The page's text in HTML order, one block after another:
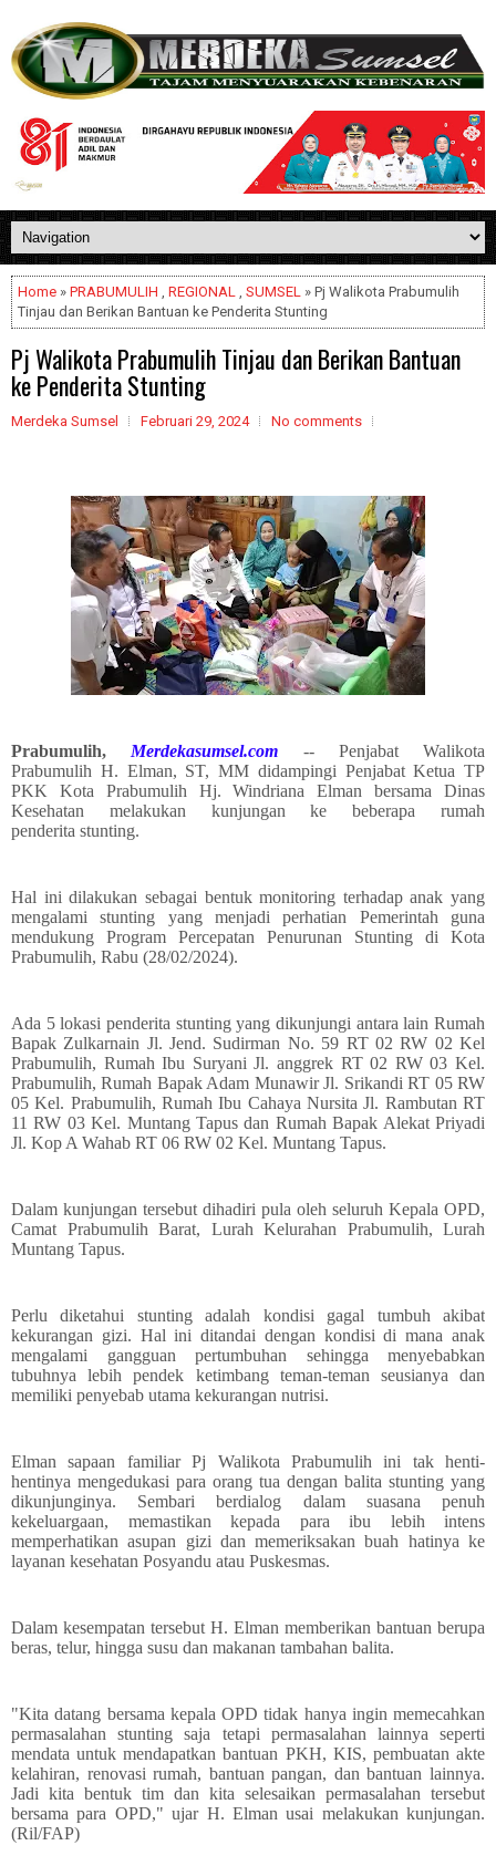
Home » PRABUMULIH , REGIONAL , SUMSEL » Pj Walikota Prabumulih
Tinjau dan Berikan Bantuan ke Penderita Stunting
Pj Walikota Prabumulih Tinjau dan Berikan Bantuan
ke Penderita Stunting
Merdeka Sumsel Februari 29, 2024 No comments
Prabumulih, Merdekasumsel.com -- Penjabat Walikota
Prabumulih H. Elman, ST, MM didampingi Penjabat Ketua TP
PKK Kota Prabumulih Hj. Windriana Elman bersama Dinas
Kesehatan melakukan kunjungan ke beberapa rumah
penderita stunting.
Hal ini dilakukan sebagai bentuk monitoring terhadap anak yang
mengalami stunting yang menjadi perhatian Pemerintah guna
mendukung Program Percepatan Penurunan Stunting di Kota
Prabumulih, Rabu (28/02/2024).
Ada 5 lokasi penderita stunting yang dikunjungi antara lain Rumah
Bapak Zulkarnain Jl. Jend. Sudirman No. 59 RT 02 RW 02 Kel
Prabumulih, Rumah Ibu Suryani Jl. anggrek RT 02 RW 03 Kel.
Prabumulih, Rumah Bapak Adam Munawir Jl. Srikandi RT 05 RW
05 Kel. Prabumulih, Rumah Ibu Cahaya Nursita Jl. Rambutan RT
11 RW 03 Kel. Muntang Tapus dan Rumah Bapak Alekat Priyadi
Jl. Kop A Wahab RT 06 RW 02 Kel. Muntang Tapus.
Dalam kunjungan tersebut dihadiri pula oleh seluruh Kepala OPD,
Camat Prabumulih Barat, Lurah Kelurahan Prabumulih, Lurah
Muntang Tapus.
Perlu diketahui stunting adalah kondisi gagal tumbuh akibat
kekurangan gizi. Hal ini ditandai dengan kondisi di mana anak
mengalami gangguan pertumbuhan sehingga menyebabkan
tubuhnya lebih pendek ketimbang teman-teman seusianya dan
memiliki penyebab utama kekurangan nutrisi.
Elman sapaan familiar Pj Walikota Prabumulih ini tak henti-
hentinya mengedukasi para orang tua dengan balita stunting yang
dikunjunginya. Sembari berdialog dalam suasana penuh
kekeluargaan, memastikan kepada para ibu lebih intens
memperhatikan asupan gizi dan memeriksakan buah hatinya ke
layanan kesehatan Posyandu atau Puskesmas.
Dalam kesempatan tersebut H. Elman memberikan bantuan berupa
beras, telur, hingga susu dan makanan tambahan balita.
"Kita datang bersama kepala OPD tidak hanya ingin memecahkan
permasalahan stunting saja tetapi permasalahan lainnya seperti
mendata untuk mendapatkan bantuan PKH, KIS, pembuatan akte
kelahiran, renovasi rumah, bantuan pangan, dan bantuan lainnya.
Jadi kita bentuk tim dan kita selesaikan permasalahan tersebut
bersama para OPD," ujar H. Elman usai melakukan kunjungan.
(Ril/FAP)